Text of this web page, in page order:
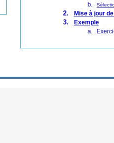
Mise à jour
Exemple